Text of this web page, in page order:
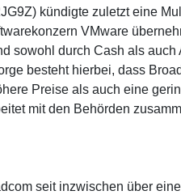
kündigte zuletzt eine
VMware
sowohl durch Cash als
besteht hierbei, dass
Preise als auch eine
mit den Behörden
seit inzwischen über